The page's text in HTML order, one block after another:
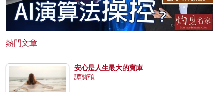
熱門文章
安心是人生最大的寶庫
譚寶碩